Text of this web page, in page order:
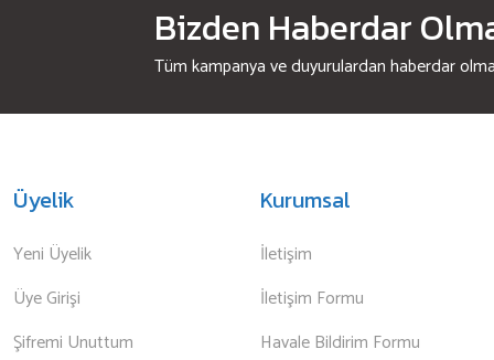
Bizden Haberdar
Tüm kampanya ve duyurulardan haberdar
Üyelik
Yeni Üyelik
Üye Girişi
Şifremi Unuttum
Kurumsal
İletişim
İletişim Formu
Havale Bildirim Formu